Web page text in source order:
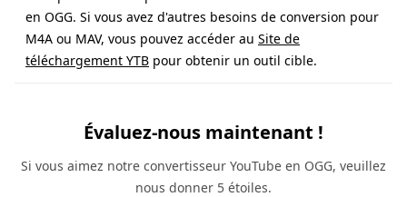
en OGG. Si vous avez d'autres besoins de conversion pour
M4A ou MAV, vous pouvez accéder au Site de
téléchargement YTB pour obtenir un outil cible.
Évaluez-nous maintenant !
Si vous aimez notre convertisseur YouTube en OGG, veuillez
nous donner 5 étoiles.